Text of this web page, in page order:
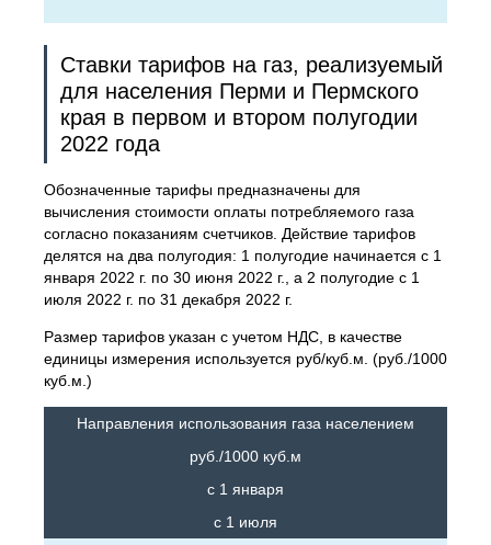
Ставки тарифов на газ, реализуемый
для населения Перми и Пермского
края в первом и втором полугодии
2022 года
Обозначенные тарифы предназначены для
вычисления стоимости оплаты потребляемого газа
согласно показаниям счетчиков. Действие тарифов
делятся на два полугодия: 1 полугодие начинается с 1
января 2022 г. по 30 июня 2022 г., а 2 полугодие с 1
июля 2022 г. по 31 декабря 2022 г.
Размер тарифов указан с учетом НДС, в качестве
единицы измерения используется руб/куб.м. (руб./1000
куб.м.)
Направления использования газа населением
руб./1000 куб.м
с 1 января
с 1 июля